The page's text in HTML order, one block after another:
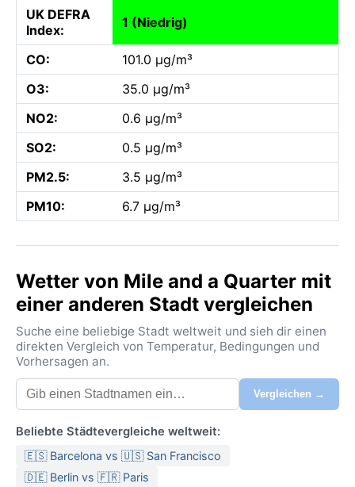
UK DEFRA
Index:
1 (Niedrig)
CO:
101.0 µg/m³
O3:
35.0 µg/m³
NO2:
0.6 µg/m³
SO2:
0.5 µg/m³
PM2.5:
3.5 µg/m³
PM10:
6.7 µg/m³
Wetter von Mile and a Quarter mit
einer anderen Stadt vergleichen
Suche eine beliebige Stadt weltweit und sieh dir einen
direkten Vergleich von Temperatur, Bedingungen und
Vorhersagen an.
Vergleichen →
Beliebte Städtevergleiche weltweit:
🇪🇸 Barcelona vs 🇺🇸 San Francisco
🇩🇪 Berlin vs 🇫🇷 Paris